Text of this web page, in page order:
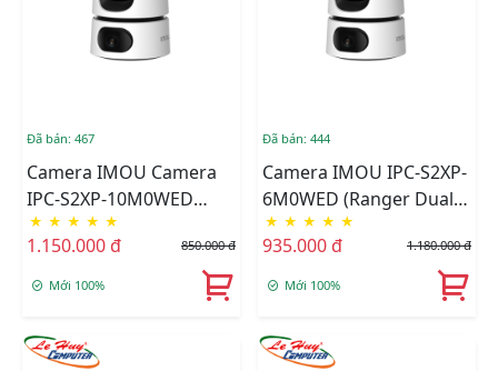
Đã bán: 467
Camera IMOU Camera
IPC-S2XP-10M0WED
(Ranger Dual 10MP)
★ ★ ★ ★ ★
1.150.000 đ 850.000 đ
Mới 100%
Đã bán: 444
Camera IMOU IPC-S2XP-
6M0WED (Ranger Dual
6MP)
★ ★ ★ ★ ★
935.000 đ 1.180.000 đ
Mới 100%